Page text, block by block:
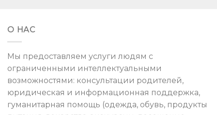
О НАС
Мы предоставляем услуги людям с
ограниченными интеллектуальными
возможностями: консультации родителей,
юридическая и информационная поддержка,
гуманитарная помощь (одежда, обувь, продукты